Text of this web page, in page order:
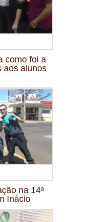
como foi a
aos alunos
na 14ª
Inácio